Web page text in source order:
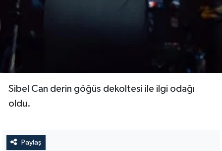
Sibel Can derin göğüs dekoltesi ile ilgi odağı
oldu.
Paylaş